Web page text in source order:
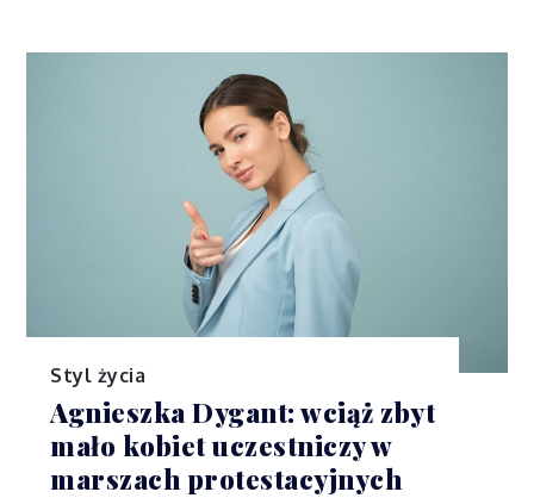
Styl życia
Agnieszka Dygant: wciąż zbyt
mało kobiet uczestniczy w
marszach protestacyjnych